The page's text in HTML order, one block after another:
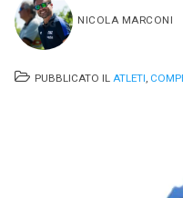
NICOLA MARCONI
PUBBLICATO IL ATLETI,